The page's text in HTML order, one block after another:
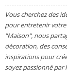
Vous cherchez des
pour entretenir votre
"Maison", nous
décoration, des
inspirations pour
soyez passionné par